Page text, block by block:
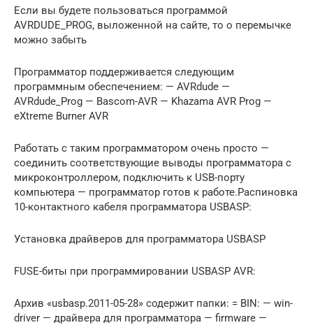
Если вы будете пользоваться программой
AVRDUDE_PROG, выложенной на сайте, то о перемычке
можно забыть
Программатор поддерживается следующим
программным обеспечением: — AVRdude —
AVRdude_Prog — Bascom-AVR — Khazama AVR Prog —
eXtreme Burner AVR
Работать с таким программатором очень просто —
соединить соответствующие выводы программатора с
микроконтроллером, подключить к USB-порту
компьютера — программатор готов к работе.Распиновка
10-контактного кабеля программатора USBASP:
Установка драйверов для программатора USBASP
FUSE-биты при программировании USBASP AVR:
Архив «usbasp.2011-05-28» содержит папки: = BIN: — win-
driver — драйвера для программатора — firmware —